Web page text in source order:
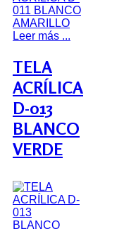
Leer más ...
TELA
ACRÍLICA
D-013
BLANCO
VERDE